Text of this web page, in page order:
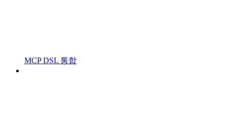
MCP DSL 통합